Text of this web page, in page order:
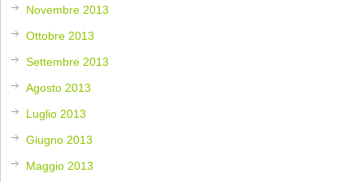
Novembre 2013
Ottobre 2013
Settembre 2013
Agosto 2013
Luglio 2013
Giugno 2013
Maggio 2013